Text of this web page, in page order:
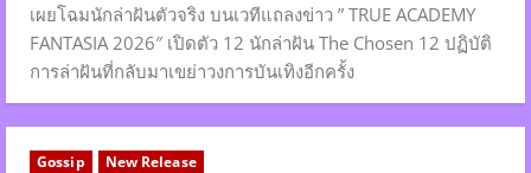
เผยโฉมนักล่าฝันตัวจริง บนเวทีแถลงข่าว ” TRUE ACADEMY
FANTASIA 2026″ เปิดตัว 12 นักล่าฝัน The Chosen 12 ปฏิบัติ
การล่าฝันที่กลับมาเขย่าวงการบันเทิงอีกครั้ง
Gossip New Release